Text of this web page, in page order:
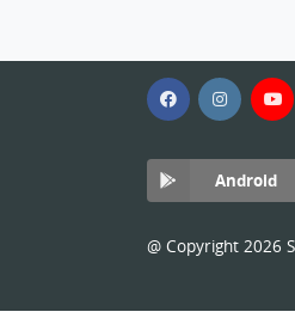
Android
@ Copyright 2026